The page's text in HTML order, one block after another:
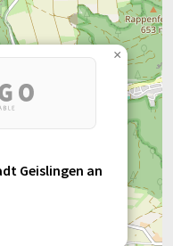
Geislingen an
×